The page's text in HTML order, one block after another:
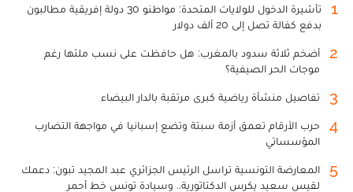
1
تأشيرة الدخول للولايات المتحدة: مواطنو 30 دولة إفريقية مطالبون
بدفع كفالة تصل إلى 20 ألف دولار
2
أضخم ثلاثة سدود بالمغرب: هل حافظت على نسب ملئها رغم
موجات الحر الصيفية؟
3 تفاصيل منشأة رياضية كبرى مرتقبة بالدار البيضاء
4
حرب الأرقام تعمق أزمة سبتة وتضع إسبانيا في مواجهة التضارب
المؤسساتي
5
المعارضة التونسية تراسل الرئيس الجزائري عبد المجيد تبون: دعمك
لقيس سعيد يكرس الدكتاتورية.. وسيادة تونس خط أحمر